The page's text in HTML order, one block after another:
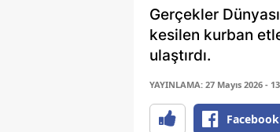
Gerçekler
kesilen kurban
ulaştırdı.
YAYINLAMA: 27 Mayıs 2026 -